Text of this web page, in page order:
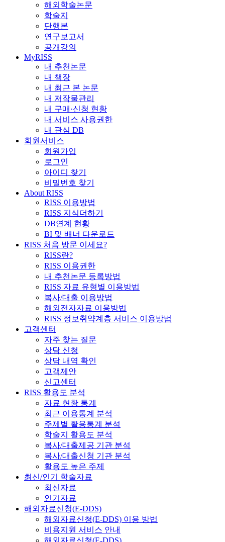
해외학술논문
학술지
단행본
연구보고서
공개강의
MyRISS
내 추천논문
내 책장
내 최근 본 논문
내 저작물관리
내 구매·신청 현황
내 서비스 사용권한
내 관심 DB
회원서비스
회원가입
로그인
아이디 찾기
비밀번호 찾기
About RISS
RISS 이용방법
RISS 지식더하기
DB연계 현황
BI 및 배너 다운로드
RISS 처음 방문 이세요?
RISS란?
RISS 이용권한
내 추천논문 등록방법
RISS 자료 유형별 이용방법
복사/대출 이용방법
해외전자자료 이용방법
RISS 정보취약계층 서비스 이용방법
고객센터
자주 찾는 질문
상담 신청
상담 내역 확인
고객제안
신고센터
RISS 활용도 분석
자료 현황 통계
최근 이용통계 분석
주제별 활용통계 분석
학술지 활용도 분석
복사/대출제공 기관 분석
복사/대출신청 기관 분석
활용도 높은 주제
최신/인기 학술자료
최신자료
인기자료
해외자료신청(E-DDS)
해외자료신청(E-DDS) 이용 방법
비용지원 서비스 안내